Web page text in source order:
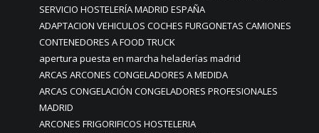
SERVICIO HOSTELERÍA MADRID ESPAÑA
ADAPTACION VEHICULOS COCHES FURGONETAS CAMIONES
CONTENEDORES A FOOD TRUCK
apertura puesta en marcha heladerías madrid
ARCAS ARCONES CONGELADORES A MEDIDA
ARCAS CONGELACIÓN CONGELADORES PROFESIONALES
MADRID
ARCONES FRIGORIFICOS HOSTELERIA